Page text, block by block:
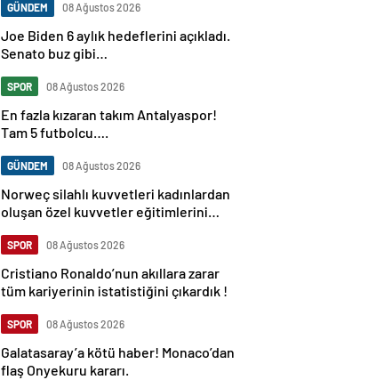
GÜNDEM 08 Ağustos 2026
Joe Biden 6 aylık hedeflerini açıkladı.
Senato buz gibi…
SPOR 08 Ağustos 2026
En fazla kızaran takım Antalyaspor!
Tam 5 futbolcu….
GÜNDEM 08 Ağustos 2026
Norweç silahlı kuvvetleri kadınlardan
oluşan özel kuvvetler eğitimlerini
SPOR 08 Ağustos 2026
Cristiano Ronaldo’nun akıllara zarar
tüm kariyerinin istatistiğini çıkardık !
SPOR 08 Ağustos 2026
Galatasaray’a kötü haber! Monaco’dan
flaş Onyekuru kararı.